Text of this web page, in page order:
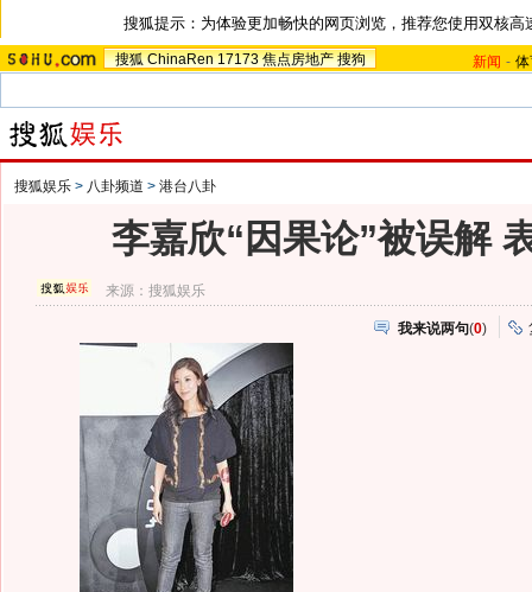
搜狐提示：为体验更加畅快的网页浏览，推荐您使用双核高
搜狐 ChinaRen 17173 焦点房地产 搜狗 新闻 -
搜狐娱乐 > 八卦频道 > 港台八卦
李嘉欣“因果论”被误解
来源：搜狐娱乐
我来说两句(0)